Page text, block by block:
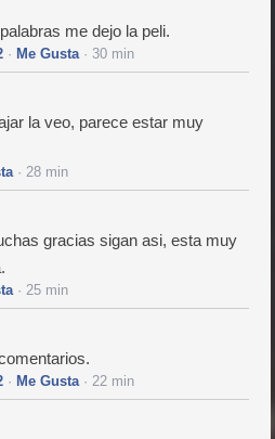
me dejo la peli.
· Me Gusta· 30 min
la veo, parece estar muy
· 28 min
gracias sigan asi, esta muy
· 25 min
· Me Gusta· 22 min